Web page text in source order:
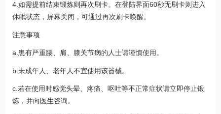
4.如需提前结束锻炼则再次刷卡。在登陆界面60秒无刷卡则进入
休眠状态，屏幕关闭，可通过再次刷卡唤醒。
注意事项
a.患有严重腰、肩、膝关节病的人士请谨慎使用。
b.未成年人、老年人不宜使用该器械。
c.若在使用时感觉头晕、疼痛、呕吐等不正常症状请立即停止锻
炼，并向医生咨询。